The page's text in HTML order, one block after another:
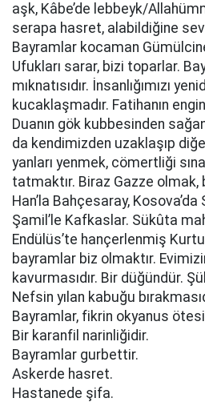
aşk, Kâbe’de lebbeyk/
serapa hasret, alabildiğine
Bayramlar kocaman
Ufukları sarar, bizi toparlar.
mıknatısıdır. İnsanlığımızı
kucaklaşmadır. Fatihanın
Duanın gök kubbesinden
da kendimizden uzaklaşıp
yanları yenmek, cömertliği
tatmaktır. Biraz Gazze olmak,
Han’la Bahçesaray,
Şamil’le Kafkaslar. Sükûta
Endülüs’te hançerlenmiş
bayramlar biz olmaktır.
kavurmasıdır. Bir düğündür.
Nefsin yılan kabuğu
Bayramlar, fikrin okyanus
Bir karanfil narinliğidir.
Bayramlar gurbettir.
Askerde hasret.
Hastanede şifa.